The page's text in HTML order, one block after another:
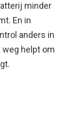
minder
En in
anders in
weg helpt om